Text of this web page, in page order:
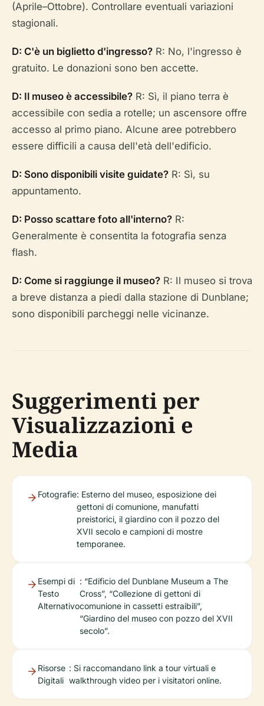
(Aprile–Ottobre). Controllare eventuali variazioni
stagionali.
D: C'è un biglietto d'ingresso? R: No, l'ingresso è
gratuito. Le donazioni sono ben accette.
D: Il museo è accessibile? R: Sì, il piano terra è
accessibile con sedia a rotelle; un ascensore offre
accesso al primo piano. Alcune aree potrebbero
essere difficili a causa dell'età dell'edificio.
D: Sono disponibili visite guidate? R: Sì, su
appuntamento.
D: Posso scattare foto all'interno? R:
Generalmente è consentita la fotografia senza
flash.
D: Come si raggiunge il museo? R: Il museo si trova
a breve distanza a piedi dalla stazione di Dunblane;
sono disponibili parcheggi nelle vicinanze.
Suggerimenti per
Visualizzazioni e
Media
Fotografie: Esterno del museo, esposizione dei
gettoni di comunione, manufatti
preistorici, il giardino con il pozzo del
XVII secolo e campioni di mostre
temporanee.
Esempi di
Testo
Alternativo
: “Edificio del Dunblane Museum a The
Cross”, “Collezione di gettoni di
comunione in cassetti estraibili”,
“Giardino del museo con pozzo del XVII
secolo”.
Risorse
Digitali
: Si raccomandano link a tour virtuali e
walkthrough video per i visitatori online.